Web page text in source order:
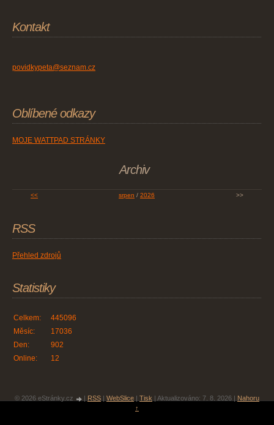
Kontakt
povidkypeta@seznam.cz
Oblíbené odkazy
MOJE WATTPAD STRÁNKY
Archiv
<< srpen / 2026 >>
RSS
Přehled zdrojů
Statistiky
Online: 12
Celkem:
445096
Měsíc:
17036
Den:
902
© 2026 eStránky.cz RSS WebSlice Tisk Aktualizováno: 7. 8. 2026
Nahoru
↑